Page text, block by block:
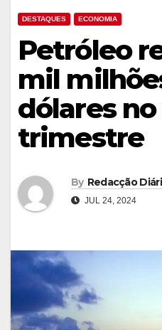
DESTAQUES ECONOMIA
Petróleo
mil
dólares
trimestre
By Redacção
JUL 24, 2024